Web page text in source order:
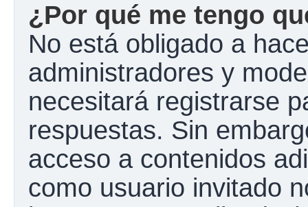
¿Por qué me tengo
No está obligado a
administradores y
necesitará registrarse
respuestas. Sin
acceso a contenidos
como usuario invitado